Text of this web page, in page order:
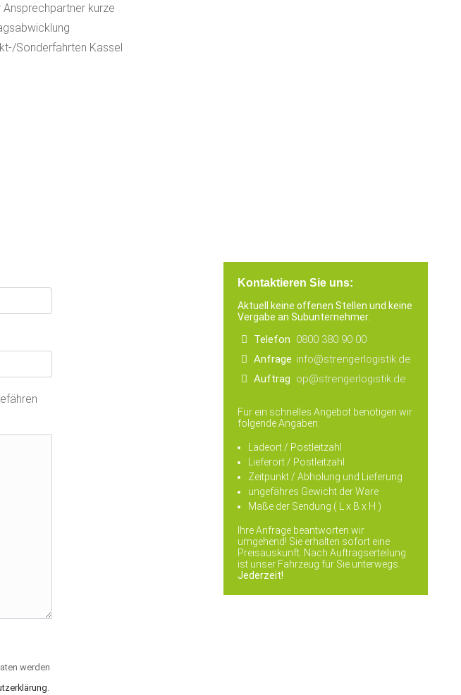
kurze
Sonderfahrten Kassel
werden
.
Kontaktieren Sie uns:
Aktuell keine offenen Stellen und keine
Vergabe an Subunternehmer.
Telefon 0800 380 90 00
Anfrage info@strengerlogistik.de
Auftrag op@strengerlogistik.de
Für ein schnelles Angebot benötigen wir
folgende Angaben:
Ladeort / Postleitzahl
Lieferort / Postleitzahl
Zeitpunkt / Abholung und Lieferung
ungefähres Gewicht der Ware
Maße der Sendung ( L x B x H )
Ihre Anfrage beantworten wir
umgehend! Sie erhalten sofort eine
Preisauskunft. Nach Auftragserteilung
ist unser Fahrzeug für Sie unterwegs.
Jederzeit!